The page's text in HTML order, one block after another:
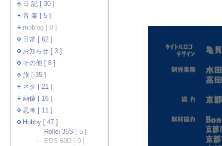
日 記 [ 30 ]
音 楽 [ 5 ]
moblog [ 0 ]
日常 [ 62 ]
お知らせ [ 3 ]
その他 [ 8 ]
旅 [ 35 ]
ネタ [ 21 ]
画像 [ 16 ]
思考 [ 11 ]
Hobby [ 47 ]
Rollei 35S [ 5 ]
EOS 60D [ 0 ]